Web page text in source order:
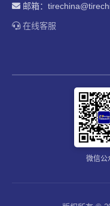
邮箱：
在线客服
微信公